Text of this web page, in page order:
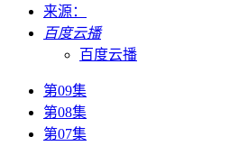
来源：
百度云播
百度云播
第09集
第08集
第07集